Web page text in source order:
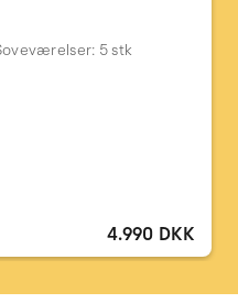
5 stk
4.990 DKK